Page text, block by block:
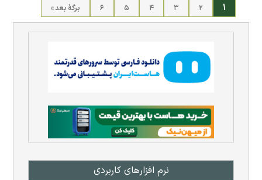
نرم افزار‌های کاربردی
۱ ۲ ۳ ۴ ۵ ۶ برگهٔ بعد »